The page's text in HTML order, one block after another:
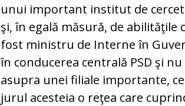
unui important institut de
şi, în egală măsură, de
fost ministru de Interne în
în conducerea centrală PSD şi
asupra unei filiale importante,
jurul acesteia o reţea care